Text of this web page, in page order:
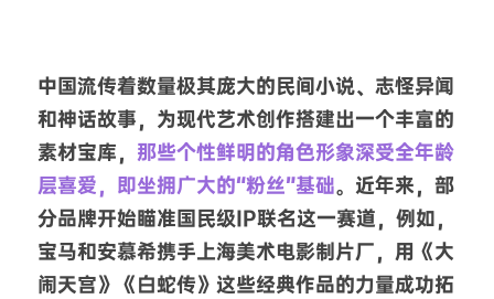
中国流传着数量极其庞大的民间小说、志怪异闻
和神话故事，为现代艺术创作搭建出一个丰富的
素材宝库， 那些个性鲜明的角色形象深受全年龄
层喜爱，即坐拥广大的“粉丝”基础。近年来，部
分品牌开始瞄准国民级IP联名这一赛道，例如，
宝马和安慕希携手上海美术电影制片厂，用《大
闹天宫》《白蛇传》这些经典作品的力量成功拓